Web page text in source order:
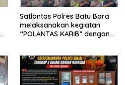
Satlantas Polres Batu Bara
melaksanakan kegiatan
“POLANTAS KARIB” dengan